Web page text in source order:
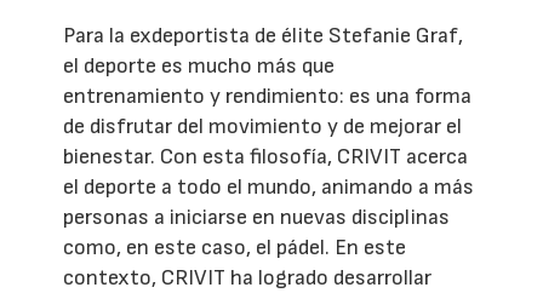
Para la exdeportista de élite Stefanie Graf,
el deporte es mucho más que
entrenamiento y rendimiento: es una forma
de disfrutar del movimiento y de mejorar el
bienestar. Con esta filosofía, CRIVIT acerca
el deporte a todo el mundo, animando a más
personas a iniciarse en nuevas disciplinas
como, en este caso, el pádel. En este
contexto, CRIVIT ha logrado desarrollar